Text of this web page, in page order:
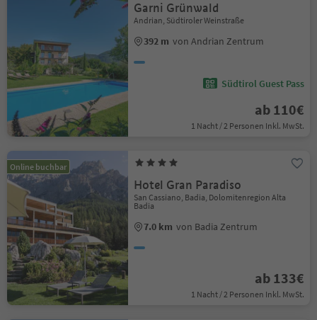
Garni Grünwald
Andrian, Südtiroler Weinstraße
392 m von Andrian Zentrum
Südtirol Guest Pass
ab 110€
1 Nacht / 2 Personen Inkl. MwSt.
Online buchbar
Hotel Gran Paradiso
San Cassiano, Badia, Dolomitenregion Alta
Badia
7.0 km von Badia Zentrum
ab 133€
1 Nacht / 2 Personen Inkl. MwSt.